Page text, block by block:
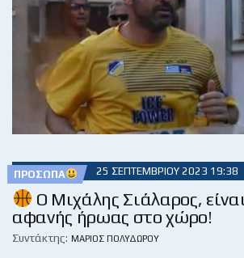
ΠΡΌΣΩΠΑ 25 ΣΕΠΤΕΜΒΡΊΟΥ 2023 19:38
Ο Μιχάλης Σιάλαρος,
αφανής ήρωας στο χώρο!
Συντάκτης: ΜΆΡΙΟΣ ΠΟΛΥΔΏΡΟΥ